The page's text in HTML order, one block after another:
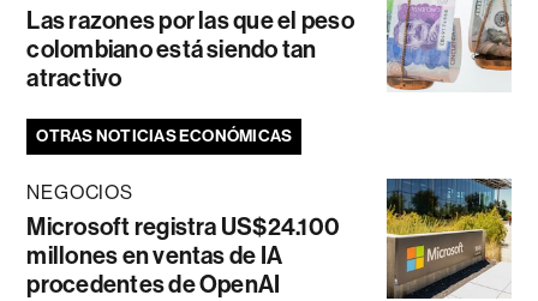
Las razones por las que el peso
colombiano está siendo tan
atractivo
OTRAS NOTICIAS ECONÓMICAS
NEGOCIOS
Microsoft registra US$24.100
millones en ventas de IA
procedentes de OpenAI